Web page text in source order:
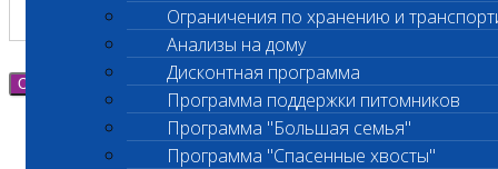
Ограничения по хранению и
Анализы на дому
Дисконтная программа
Программа поддержки питомников
Программа "Большая семья"
Программа "Спасенные хвосты"
Отправить